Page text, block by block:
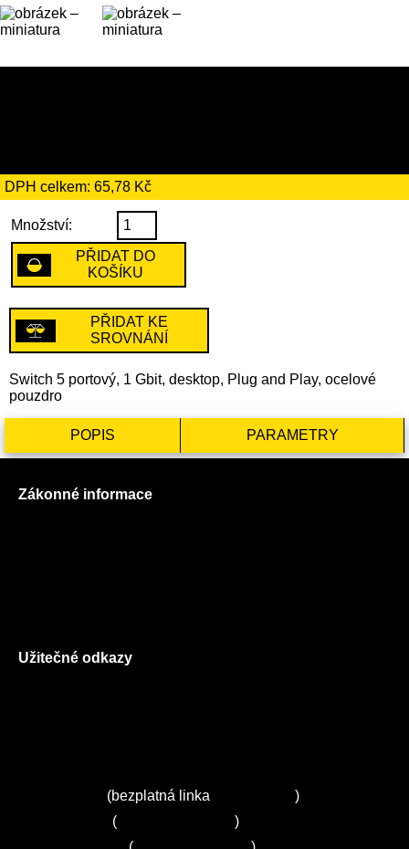
DPH celkem: 65,78 Kč
Množství:
PŘIDAT DO
KOŠÍKU
PŘIDAT KE
SROVNÁNÍ
Switch 5 portový, 1 Gbit, desktop, Plug and Play, ocelové
pouzdro
POPIS PARAMETRY
Zákonné informace
Užitečné odkazy
(bezplatná linka
)
(
)